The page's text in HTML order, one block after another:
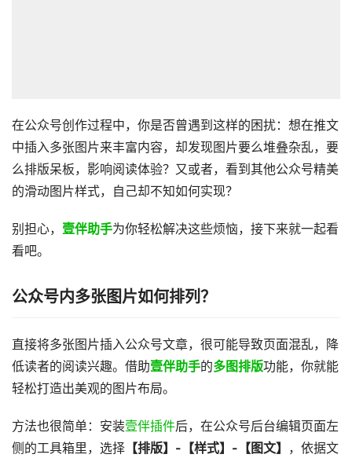
在公众号创作过程中，你是否曾遇到这样的困扰：想在推文
中插入多张图片来丰富内容，却发现图片要么堆叠杂乱，要
么排版呆板，影响阅读体验？又或者，看到其他公众号精美
的滑动图片样式，自己却不知如何实现？
别担心， 壹伴助手为你轻松解决这些烦恼，接下来就一起看
看吧。
公众号内多张图片如何排列？
直接将多张图片插入公众号文章，很可能导致页面混乱，降
低读者的阅读兴趣。借助壹伴助手的多图排版功能，你就能
轻松打造出美观的图片布局。
方法也很简单：安装壹伴插件后，在公众号后台编辑页面左
侧的工具箱里，选择 【排版】-【样式】-【图文】
，依据文